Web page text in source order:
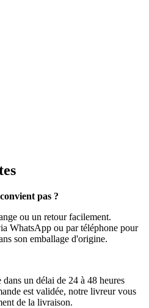
pas ?
ou un retour facilement.
WhatsApp ou par téléphone pour
son emballage d'origine.
un délai de 24 à 48 heures
est validée, notre livreur vous
de la livraison.